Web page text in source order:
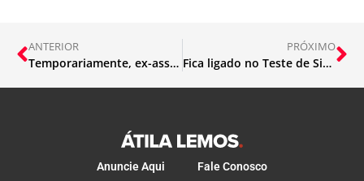
ANTERIOR
Temporariamente, ex-assessor de Moraes é detido na Itália
PRÓXIMO
Fica ligado no Teste de Sirenes e na alteração pontual do horário
Anuncie Aqui Fale Conosco